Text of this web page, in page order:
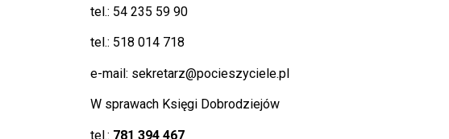
tel.: 54 235 59 90
tel.: 518 014 718
e-mail: sekretarz@pocieszyciele.pl
W sprawach Księgi Dobrodziejów
tel.: 781 394 467